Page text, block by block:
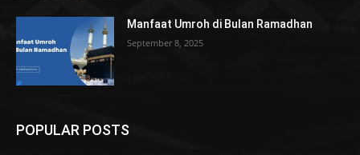
Manfaat Umroh di Bulan Ramadhan
September 8, 2025
POPULAR POSTS